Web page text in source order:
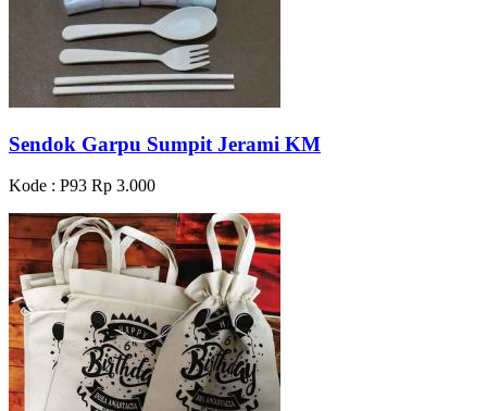
Sendok Garpu Sumpit Jerami KM
Kode : P93 Rp 3.000